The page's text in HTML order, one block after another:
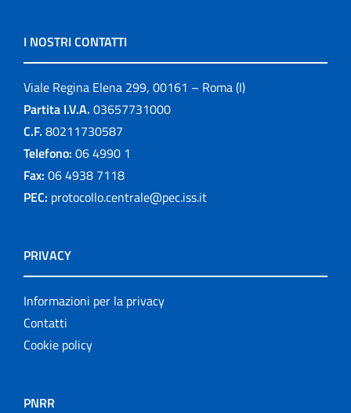
I NOSTRI CONTATTI
Viale Regina Elena 299, 00161 – Roma (I)
Partita I.V.A. 03657731000
C.F. 80211730587
Telefono: 06 4990 1
Fax: 06 4938 7118
PEC: protocollo.centrale@pec.iss.it
PRIVACY
Informazioni per la privacy
Contatti
Cookie policy
PNRR